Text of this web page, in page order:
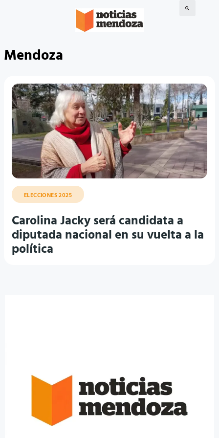
Mendoza
ELECCIONES 2025
Carolina Jacky será candidata a
diputada nacional en su vuelta a la
política